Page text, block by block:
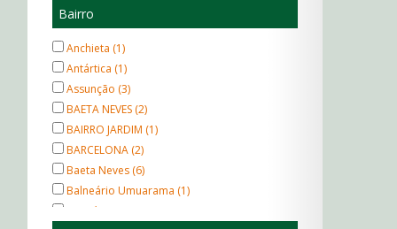
Loja (1)
Casa de Vila (2)
Padrão (5)
Sala (18)
Padrão (131)
Padrão (169)
Térrea (22)
Salão (9)
Bairro
Anchieta (1)
Antártica (1)
Assunção (3)
BAETA NEVES (2)
BAIRRO JARDIM (1)
BARCELONA (2)
Baeta Neves (6)
Balneário Umuarama (1)
Bangú (2)